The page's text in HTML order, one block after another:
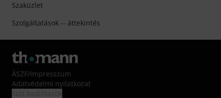
Szaküzlet
Szolgáltatások -- áttekintés
ÁSZF/Impresszum
Adatvédelmi nyilatkozat